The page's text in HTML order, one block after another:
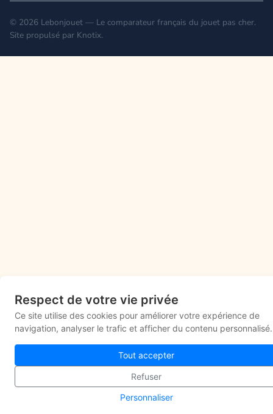
Respect de votre vie privée
Ce site utilise des cookies pour améliorer votre expérience de
navigation, analyser le trafic et afficher du contenu personnalisé.
Tout accepter
Refuser
Personnaliser
© 2026 Lebonjouet — Le comparateur français du jouet pas cher.
Site propulsé par Knotix.